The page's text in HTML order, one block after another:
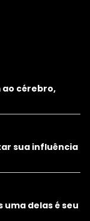
ao cérebro,
sua influência
uma delas é seu